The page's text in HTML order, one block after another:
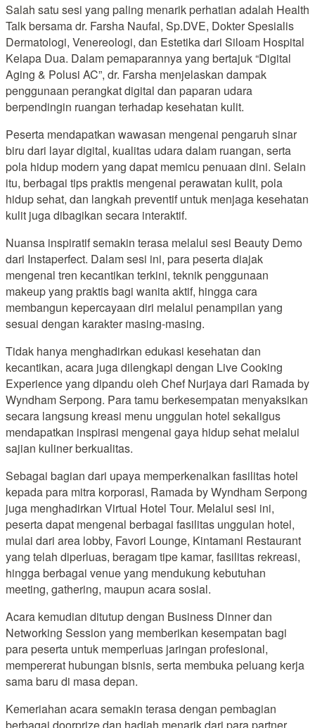
Salah satu sesi yang paling menarik perhatian adalah Health
Talk bersama dr. Farsha Naufal, Sp.DVE, Dokter Spesialis
Dermatologi, Venereologi, dan Estetika dari Siloam Hospital
Kelapa Dua. Dalam pemaparannya yang bertajuk “Digital
Aging & Polusi AC”, dr. Farsha menjelaskan dampak
penggunaan perangkat digital dan paparan udara
berpendingin ruangan terhadap kesehatan kulit.
Peserta mendapatkan wawasan mengenai pengaruh sinar
biru dari layar digital, kualitas udara dalam ruangan, serta
pola hidup modern yang dapat memicu penuaan dini. Selain
itu, berbagai tips praktis mengenai perawatan kulit, pola
hidup sehat, dan langkah preventif untuk menjaga kesehatan
kulit juga dibagikan secara interaktif.
Nuansa inspiratif semakin terasa melalui sesi Beauty Demo
dari Instaperfect. Dalam sesi ini, para peserta diajak
mengenal tren kecantikan terkini, teknik penggunaan
makeup yang praktis bagi wanita aktif, hingga cara
membangun kepercayaan diri melalui penampilan yang
sesuai dengan karakter masing-masing.
Tidak hanya menghadirkan edukasi kesehatan dan
kecantikan, acara juga dilengkapi dengan Live Cooking
Experience yang dipandu oleh Chef Nurjaya dari Ramada by
Wyndham Serpong. Para tamu berkesempatan menyaksikan
secara langsung kreasi menu unggulan hotel sekaligus
mendapatkan inspirasi mengenai gaya hidup sehat melalui
sajian kuliner berkualitas.
Sebagai bagian dari upaya memperkenalkan fasilitas hotel
kepada para mitra korporasi, Ramada by Wyndham Serpong
juga menghadirkan Virtual Hotel Tour. Melalui sesi ini,
peserta dapat mengenal berbagai fasilitas unggulan hotel,
mulai dari area lobby, Favori Lounge, Kintamani Restaurant
yang telah diperluas, beragam tipe kamar, fasilitas rekreasi,
hingga berbagai venue yang mendukung kebutuhan
meeting, gathering, maupun acara sosial.
Acara kemudian ditutup dengan Business Dinner dan
Networking Session yang memberikan kesempatan bagi
para peserta untuk memperluas jaringan profesional,
mempererat hubungan bisnis, serta membuka peluang kerja
sama baru di masa depan.
Kemeriahan acara semakin terasa dengan pembagian
berbagai doorprize dan hadiah menarik dari para partner.